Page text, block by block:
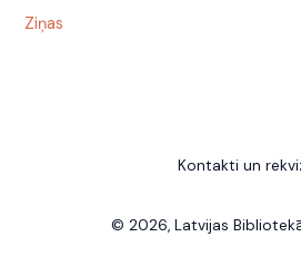
Ziņas
Kontakti un
© 2026, Latvijas